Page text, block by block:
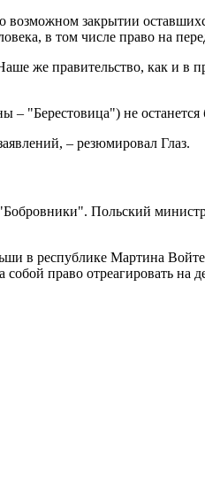
закрытии
в том числе право на
же правительство, как и
не останется
– резюмировал Глаз.
Польский
в республике Мартина
право отреагировать